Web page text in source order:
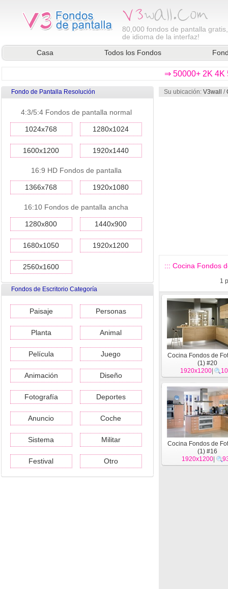
80,000 fondos de pantalla
de idioma de la interfaz!
Casa
Todos los Fondos
⇒ 50000+ 2K 4K
Fondo de Pantalla Resolución
4:3/5:4 Fondos de pantalla normal
1024x768 1280x1024
1600x1200 1920x1440
16:9 HD Fondos de pantalla
1366x768 1920x1080
16:10 Fondos de pantalla ancha
1280x800 1440x900
1680x1050 1920x1200
2560x1600
Fondos de Escritorio Categoría
Paisaje Personas
Planta Animal
Película Juego
Animación Diseño
Fotografía Deportes
Anuncio Coche
Sistema Militar
Festival Otro
Su ubicación: V3wall /
::: Cocina Fondos
1
Cocina Fondos de
(1) #20
1920x1200
Cocina Fondos de
(1) #16
1920x1200